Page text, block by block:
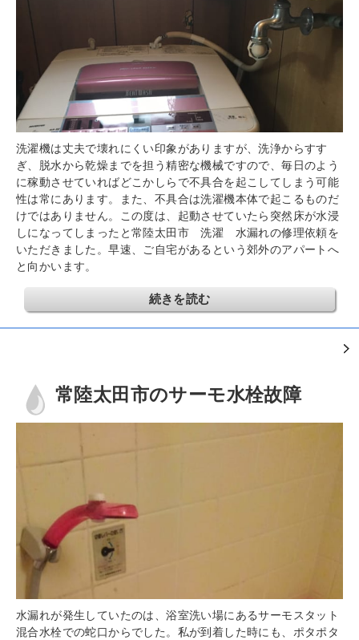
洗濯機は丈夫で壊れにくい印象がありますが、洗浄からすす
ぎ、脱水から乾燥までを担う精密な機械ですので、毎日のよう
に稼動させていればどこかしらで不具合を起こしてしまう可能
性は常にあります。また、不具合は洗濯機本体で起こるものだ
けではありません。この度は、起動させていたら突然床が水浸
しになってしまったと常陸太田市 洗濯 水漏れの修理依頼を
いただきました。早速、ご自宅があるという郊外のアパートへ
と向かいます。
続きを読む
常陸太田市のサーモ水栓故障
水漏れが発生していたのは、浴室洗い場にあるサーモスタット
混合水栓での蛇口からでした。私が到着した時にも、ポタポタ